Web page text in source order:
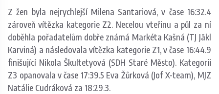
Z žen byla nejrychlejší Milena Santariová, v čase 16:32.4
zároveň vítězka kategorie Z2. Necelou vteřinu a půl za ní
doběhla pořadatelům dobře známá Markéta Kašná (TJ Jäkl
Karviná) a následovala vítězka kategorie Z1, v čase 16:44.9
finišující Nikola Škultetyová (SDH Staré Město). Kategorii
Z3 opanovala v čase 17:39.5 Eva Žůrková (Jof X-team), MJZ
Natálie Cudráková za 18:29.3.